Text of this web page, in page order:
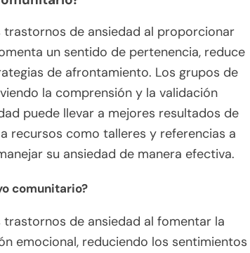
de ansiedad al proporcionar
un sentido de pertenencia, reduce
de afrontamiento. Los grupos de
la comprensión y la validación
puede llevar a mejores resultados de
recursos como talleres y referencias a
su ansiedad de manera efectiva.
comunitario?
de ansiedad al fomentar la
emocional, reduciendo los sentimientos